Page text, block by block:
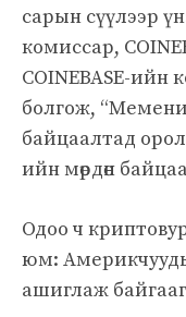
сарын сүүлээр
комиссар,
COINEBASE-ийн
болгож,
байцаалтад
ийн мөрдөн
Одоо ч
юм:
ашиглаж